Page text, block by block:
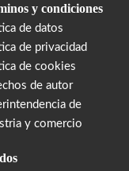
y condiciones
de datos
de privacidad
de cookies
de autor
de
y comercio